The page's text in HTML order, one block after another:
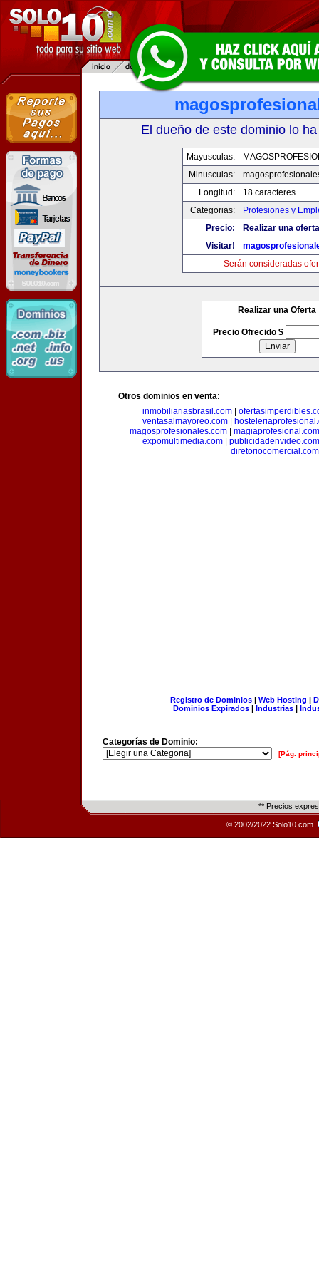
El dueño de este dominio lo
Mayusculas:
Minusculas:
Longitud:
18 caracteres
Categorias:
Profesiones y
Precio:
Realizar una
Visitar!
Serán consideradas
Realizar una Oferta
Precio Ofrecido $
Otros dominios en venta:
inmobiliariasbrasil.com
ventasalmayoreo.com
magosprofesionales.com
magiaprofesional.com
expomultimedia.com
publicidadenvideo.com
diretoriocomercial.com
Registro de Dominios| Web Hosting |
Dominios Expirados | Industrias |
Categorías de Dominio:
[Pág.
** Precios
© 2002/2022 Solo10.com